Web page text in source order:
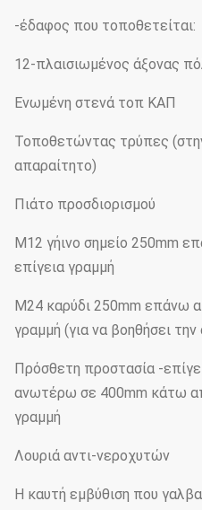
-έδαφος που τοποθετείται:
12-πλαισιωμένος άξονας
Ενωμένη στενά τοπ ΚΑΠ
Τοποθετώντας τρύπες
απαραίτητο)
Πιάτο προσδιορισμού
M12 γήινο σημείο 250mm
επίγεια γραμμή
M24 καρύδι 250mm επάνω
γραμμή (για να βοηθήσει
Πρόσθετη προστασία -
ανωτέρω σε 400mm κάτω
γραμμή
Λουριά αντι-νεροχυτών
Η καυτή εμβύθιση που